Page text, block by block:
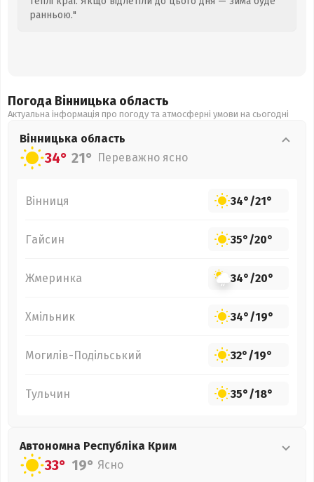
ранньою."
Погода Вінницька область
Актуальна інформація про погоду та атмосферні умови на сьогодні
Вінницька область
34° 21° Переважно ясно
Вінниця 34°/21°
Гайсин 35°/20°
Жмеринка 34°/20°
Хмільник 34°/19°
Могилів-Подільський 32°/19°
Тульчин 35°/18°
Автономна Республіка Крим
33° 19° Ясно